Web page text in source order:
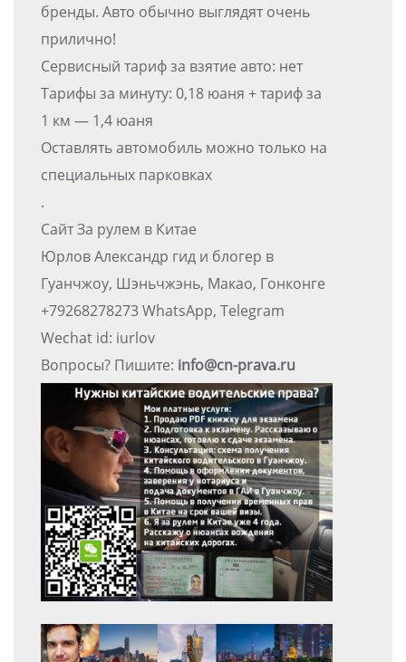
бренды. Авто обычно выглядят очень
прилично!
Сервисный тариф за взятие авто: нет
Тарифы за минуту: 0,18 юаня + тариф за
1 км — 1,4 юаня
Оставлять автомобиль можно только на
специальных парковках
.
Сайт За рулем в Китае
Юрлов Александр гид и блогер в
Гуанчжоу, Шэньчжэнь, Макао, Гонконге
+79268278273 WhatsApp, Telegram
Wechat id: iurlov
Вопросы? Пишите: info@cn-prava.ru